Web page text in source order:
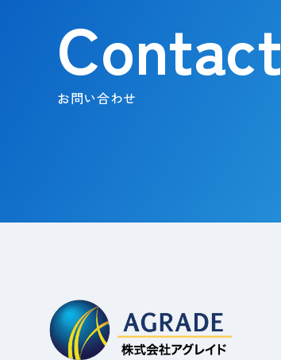
Contact
お問い合わせ